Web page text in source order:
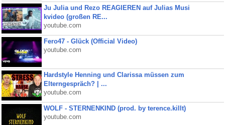
Ju Julia und Rezo REAGIEREN auf Julias Musi
kvideo (großen RE...
youtube.com
Fero47 - Glück (Official Video)
youtube.com
Hardstyle Henning und Clarissa müssen zum
Elterngespräch? | ...
youtube.com
WOLF - STERNENKIND (prod. by terence.killt)
youtube.com